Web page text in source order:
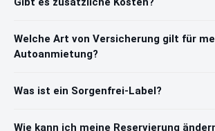
Welche Art von Versicherung gilt für
Autoanmietung?
Was ist ein Sorgenfrei-Label?
Wie kann ich meine Reservierung